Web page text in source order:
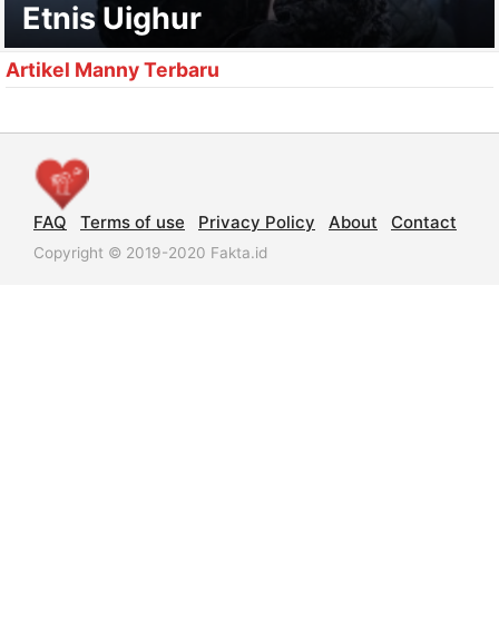
Etnis Uighur
Artikel Manny Terbaru
FAQ Terms of use Privacy Policy About Contact
Copyright © 2019-2020 Fakta.id